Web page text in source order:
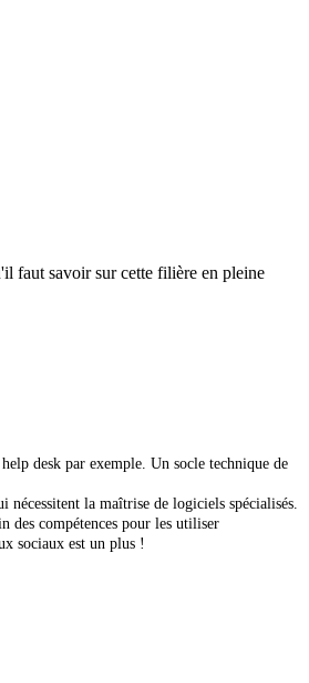
faut savoir sur cette filière en pleine
desk par exemple. Un socle technique de
la maîtrise de logiciels spécialisés.
des compétences pour les utiliser
sociaux est un plus !